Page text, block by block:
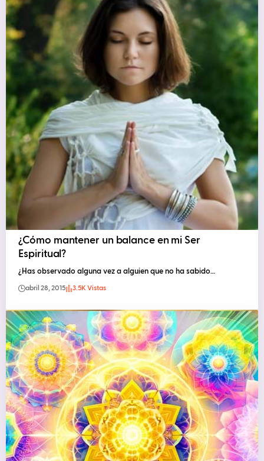
¿Cómo mantener un balance en mi Ser
Espiritual?
¿Has observado alguna vez a alguien que no ha sabido…
abril 28, 2015 3.5K Vistas